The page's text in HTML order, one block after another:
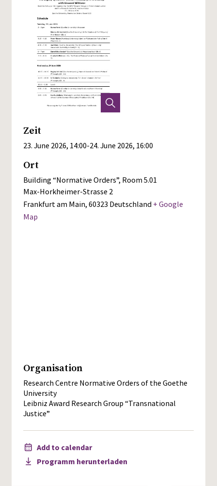
Zeit
23. June 2026, 14:00-24. June 2026, 16:00
Ort
Building “Normative Orders”, Room 5.01
Max-Horkheimer-Strasse 2
Frankfurt am Main, 60323 Deutschland + Google
Map
Organisation
Research Centre Normative Orders of the Goethe
University
Leibniz Award Research Group “Transnational
Justice”
Add to calendar
Programm herunterladen